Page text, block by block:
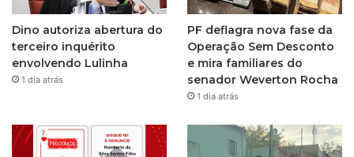
g
r
a
m
Dino autoriza abertura do
terceiro inquérito
envolvendo Lulinha
1 dia atrás
PF deflagra nova fase da
Operação Sem Desconto
e mira familiares do
senador Weverton Rocha
1 dia atrás